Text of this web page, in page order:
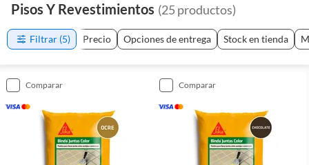
Pisos Y Revestimientos (25productos)
Filtrar (5) Precio Opciones de entrega Stock en tienda
comparar comparar